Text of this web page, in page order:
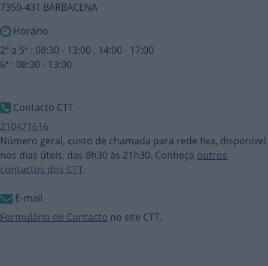
7350-431 BARBACENA
Horário
2ª a 5ª : 08:30 - 13:00 , 14:00 - 17:00
6ª : 08:30 - 13:00
Contacto CTT
210471616
Número geral, custo de chamada para rede fixa, disponível
nos dias úteis, das 8h30 às 21h30. Conheça outros
contactos dos CTT.
E-mail
Formulário de Contacto no site CTT.